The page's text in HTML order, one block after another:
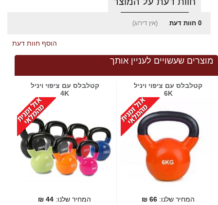
0 חוות דעת (אין דירוג)
הוסף חוות דעת
מוצרים שעשויים לעניין אותך
קטלבלס עם ציפוי ויניל
6K
המחיר שלנו:66
₪
קטלבלס עם ציפוי ויניל
4K
המחיר שלנו: 44
₪